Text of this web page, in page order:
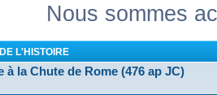
Nous sommes
L'HISTOIRE
à la Chute de Rome (476 ap JC)